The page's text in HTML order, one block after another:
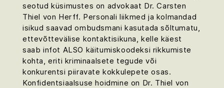
seotud küsimustes on advokaat Dr. Carsten
Thiel von Herff. Personali liikmed ja kolmandad
isikud saavad ombudsmani kasutada sõltumatu,
ettevõttevälise kontaktisikuna, kelle käest
saab infot ALSO käitumiskoodeksi rikkumiste
kohta, eriti kriminaalsete tegude või
konkurentsi piiravate kokkulepete osas.
Konfidentsiaalsuse hoidmine on Dr. Thiel von